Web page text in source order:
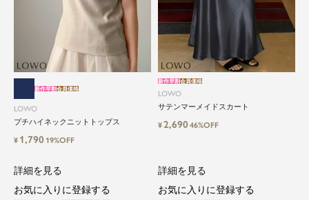
LOWO
プチハイネックニットトップス
新作早割会員価格
¥ 1,790 19%OFF
LOWO
サテンマーメイドスカート
新作早割会員価格
¥2,69046%OFF
詳細を見る
お気に入りに登録する
詳細を見る
お気に入りに登録する